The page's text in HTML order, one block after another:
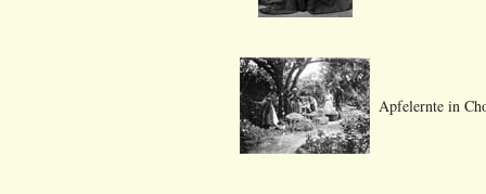
Apfelernte in